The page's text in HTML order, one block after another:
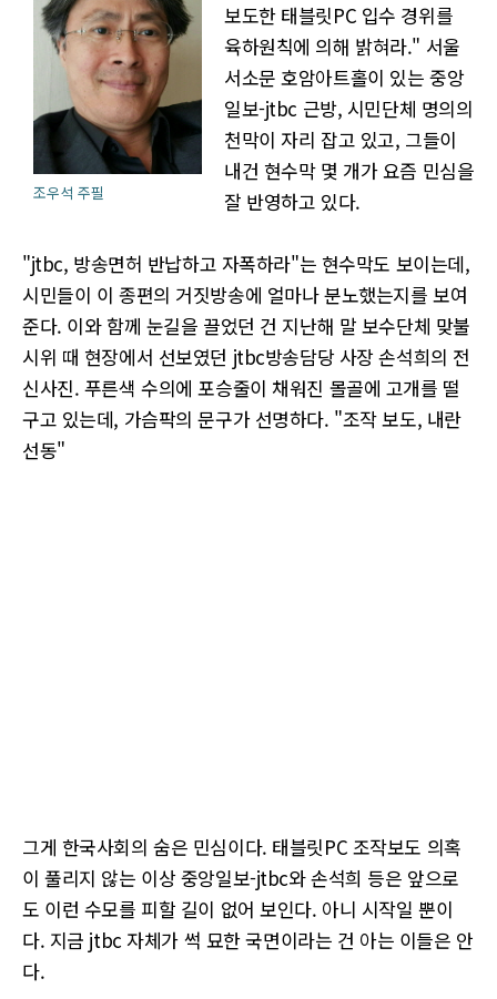
조우석 주필
보도한 태블릿PC 입수 경위를
육하원칙에 의해 밝혀라." 서울
서소문 호암아트홀이 있는 중앙
일보-jtbc 근방, 시민단체 명의의
천막이 자리 잡고 있고, 그들이
내건 현수막 몇 개가 요즘 민심을
잘 반영하고 있다.
"jtbc, 방송면허 반납하고 자폭하라"는 현수막도 보이는데,
시민들이 이 종편의 거짓방송에 얼마나 분노했는지를 보여
준다. 이와 함께 눈길을 끌었던 건 지난해 말 보수단체 맞불
시위 때 현장에서 선보였던 jtbc방송담당 사장 손석희의 전
신사진. 푸른색 수의에 포승줄이 채워진 몰골에 고개를 떨
구고 있는데, 가슴팍의 문구가 선명하다. "조작 보도, 내란
선동"
그게 한국사회의 숨은 민심이다. 태블릿PC 조작보도 의혹
이 풀리지 않는 이상 중앙일보-jtbc와 손석희 등은 앞으로
도 이런 수모를 피할 길이 없어 보인다. 아니 시작일 뿐이
다. 지금 jtbc 자체가 썩 묘한 국면이라는 건 아는 이들은 안
다.